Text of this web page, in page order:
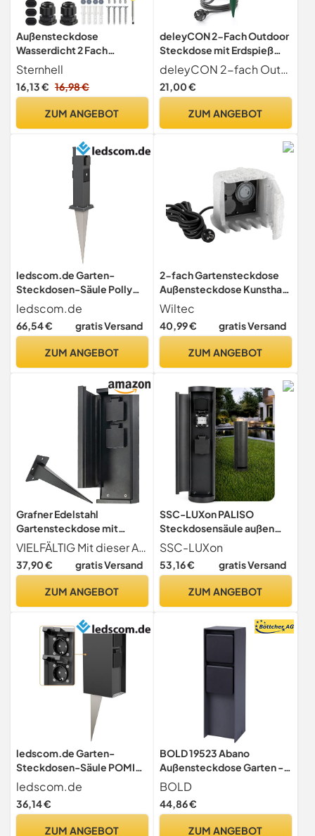
Außensteckdose
Wasserdicht 2 Fach
Outdoor Steckdose IP66
mit Schalter
Kontrollleuchte,
Wandsteckdose
Abschließbar Klappdeckel
für Garten Außenbereich
Feuchträume
Sternhell
16,13 € 16,98 €
ZUM ANGEBOT
deleyCON 2-Fach Outdoor
Steckdose mit Erdspieß
IP44 5m Kabel
deleyCON 2-fach Outdoor-Steckdose mit Erdspieß und 2x Schutzkontaktbuchsen
21,00 €
ZUM ANGEBOT
ledscom.de Garten-
Steckdosen-Säule Polly
mit Erdspieß für außen,
IP44, 3-Fach, Smart Home,
anthrazit, eckig, 38cm
ledscom.de
66,54 € gratis Versand
ZUM ANGEBOT
2-fach Gartensteckdose
Außensteckdose Kunstharz
Zeitschaltuhr IP44 Outdoor
Steinoptik 5m Kabel
Wiltec
40,99 € gratis Versand
ZUM ANGEBOT
Grafner Edelstahl
Gartensteckdose mit
Erdspieß und Tür, 2
Steckdosen, 3600 Watt,
schwarz, Höhe: 30 cm,
Pulverbeschichtung,
Metall Außen Steckdose 2-
VIELFÄLTIG Mit dieser Außen-Steckdose können Sie bequem jeden Winkel Ihres Gartens mit Strom versorgen. Ob zum Betrieb von Beleuchtung, Gartenpumpen, Hochdruckreiniger uvm. Ihren Ideen sind keine Grenzen gesetzt! Mit dem beigefügten Metall-Erdspieß kann die Gartensteckdose auf dem Rasen oder Beet aufgestellt werden. Zudem kann die Steckdose auch ohne Erdspieß auf Beton, Pflaster oder Terrassenplatten verschraubt werden.
37,90 € gratis Versand
ZUM ANGEBOT
SSC-LUXon PALISO
Steckdosensäule außen
schwarz IP44 Edelstahl -
Gartensteckdose mit 2
Steckdosen - Energiesäule
SSC-LUXon
53,16 € gratis Versand
ZUM ANGEBOT
ledscom.de Garten-
Steckdosen-Säule POMI
mit Erdspieß für außen,
IP44, 4-fach, anthrazit,
eckig, 23cm
ledscom.de
36,14 €
ZUM ANGEBOT
BOLD 19523 Abano
Außensteckdose Garten -
2-Fach Steckdosensäule
Anthrazit
BOLD
44,86 €
ZUM ANGEBOT